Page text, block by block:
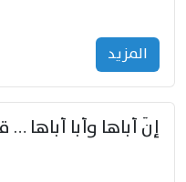
المزید
إنّ أباها وأبا أباها